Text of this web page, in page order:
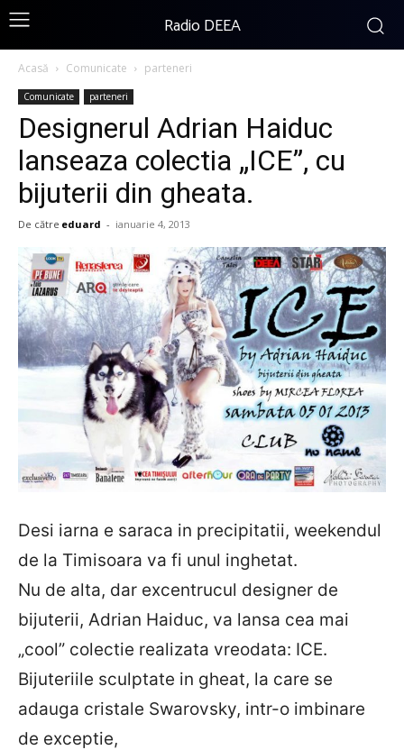
Radio DEEA
Acasă Comunicate parteneri
Comunicate parteneri
Designerul Adrian Haiduc
lanseaza colectia „ICE”, cu
bijuterii din gheata.
De către eduard - ianuarie 4, 2013
Desi iarna e saraca in precipitatii, weekendul
de la Timisoara va fi unul inghetat.
Nu de alta, dar excentrucul designer de
bijuterii, Adrian Haiduc, va lansa cea mai
„cool” colectie realizata vreodata: ICE.
Bijuteriile sculptate in gheat, la care se
adauga cristale Swarovsky, intr-o imbinare
de exceptie,